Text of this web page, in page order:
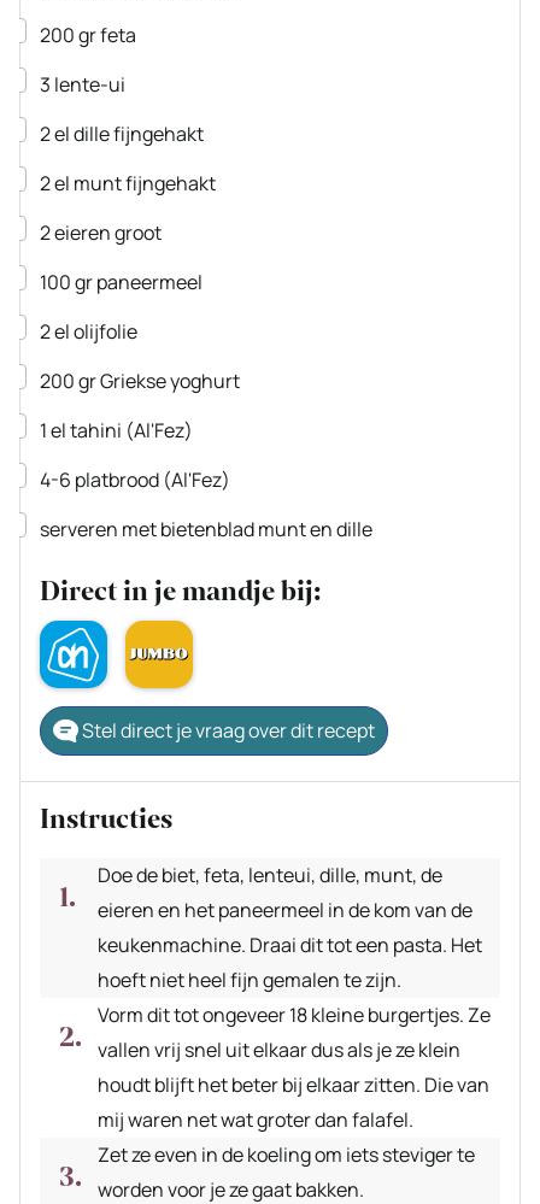
▢
200grfeta
▢
3 lente-ui
▢
2eldillefijngehakt
▢
2el muntfijngehakt
▢
2eierengroot
▢
100grpaneermeel
▢
2elolijfolie
▢
200grGriekse yoghurt
▢
1eltahini (Al'Fez)
▢
4-6 platbrood (Al'Fez)
▢
serveren met bietenbladmunt en dille
Direct in je mandje bij:
Stel direct je vraag over dit recept
Instructies
Doe de biet, feta, lenteui, dille, munt, de
eieren en het paneermeel in de kom van de
keukenmachine. Draai dit tot een pasta. Het
hoeft niet heel fijn gemalen te zijn.
Vorm dit tot ongeveer 18 kleine burgertjes. Ze
vallen vrij snel uit elkaar dus als je ze klein
houdt blijft het beter bij elkaar zitten. Die van
mij waren net wat groter dan falafel.
Zet ze even in de koeling om iets steviger te
worden voor je ze gaat bakken.